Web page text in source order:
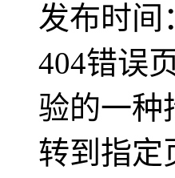
发布时间
404错误
验的一种
转到指定